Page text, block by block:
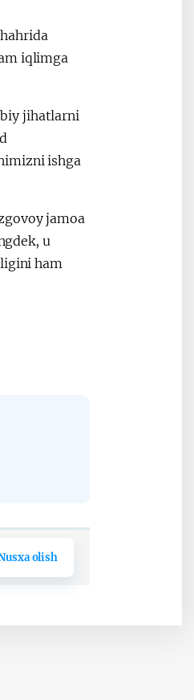
iqlimga
jihatlarni
ishga
jamoa
u
ham
olish